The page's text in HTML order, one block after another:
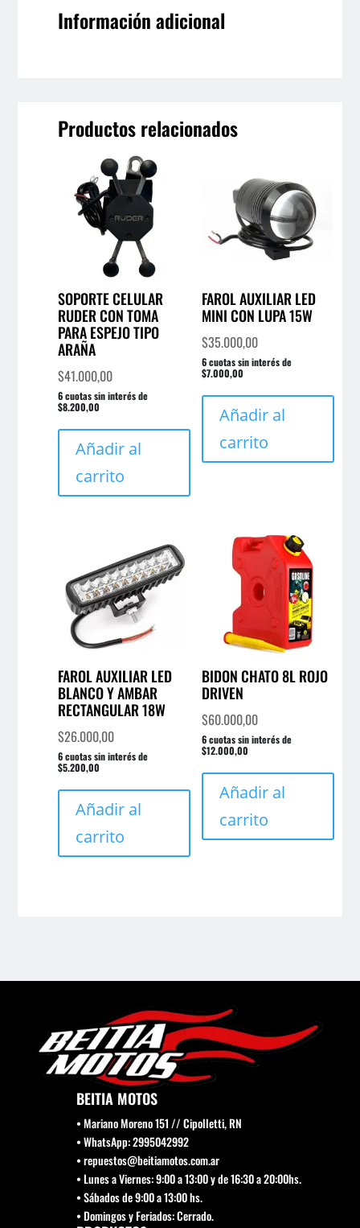
Información adicional
Productos relacionados
SOPORTE CELULAR
RUDER CON TOMA
PARA ESPEJO TIPO
ARAÑA
$41.000,00
6 cuotas sin interés de
$8.200,00
Añadir al
carrito
FAROL AUXILIAR LED
MINI CON LUPA 15W
$35.000,00
6 cuotas sin interés de
$7.000,00
Añadir al
carrito
FAROL AUXILIAR LED
BLANCO Y AMBAR
RECTANGULAR 18W
$26.000,00
6 cuotas sin interés de
$5.200,00
Añadir al
carrito
BIDON CHATO 8L ROJO
DRIVEN
$60.000,00
6 cuotas sin interés de
$12.000,00
Añadir al
carrito
BEITIA MOTOS
• Mariano Moreno 151 // Cipolletti, RN
• WhatsApp: 2995042992
• repuestos@beitiamotos.com.ar
• Lunes a Viernes: 9:00 a 13:00 y de 16:30 a 20:00hs.
• Sábados de 9:00 a 13:00 hs.
• Domingos y Feriados: Cerrado.